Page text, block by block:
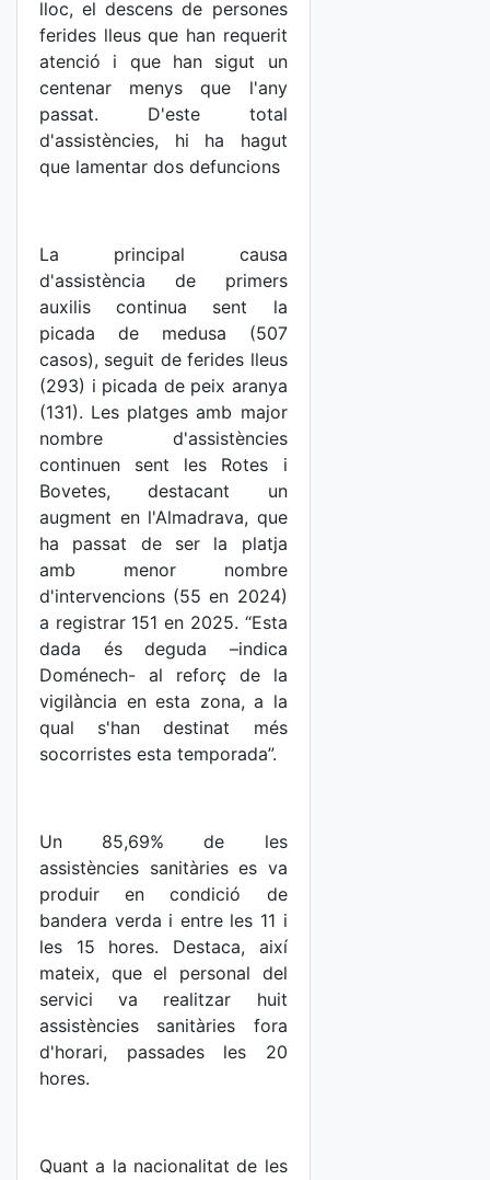
lloc, el descens de persones
ferides lleus que han requerit
atenció i que han sigut un
centenar menys que l'any
passat. D'este total
d'assistències, hi ha hagut
que lamentar dos defuncions
La principal causa
d'assistència de primers
auxilis continua sent la
picada de medusa (507
casos), seguit de ferides lleus
(293) i picada de peix aranya
(131). Les platges amb major
nombre d'assistències
continuen sent les Rotes i
Bovetes, destacant un
augment en l'Almadrava, que
ha passat de ser la platja
amb menor nombre
d'intervencions (55 en 2024)
a registrar 151 en 2025. “Esta
dada és deguda –indica
Doménech- al reforç de la
vigilància en esta zona, a la
qual s'han destinat més
socorristes esta temporada”.
Un 85,69% de les
assistències sanitàries es va
produir en condició de
bandera verda i entre les 11 i
les 15 hores. Destaca, així
mateix, que el personal del
servici va realitzar huit
assistències sanitàries fora
d'horari, passades les 20
hores.
Quant a la nacionalitat de les